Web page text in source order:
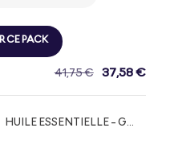
CE PACK
41,75 € 37,58 €
HUILE ESSENTIELLE - GÉRANIUM ROSAT BIO